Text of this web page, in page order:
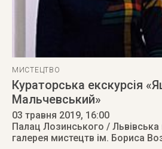
МИСТЕЦТВО
Кураторська екскурсія
Мальчевський»
03 травня 2019, 16:00
Палац Лозинського / Львівська
галерея мистецтв ім. Бориса